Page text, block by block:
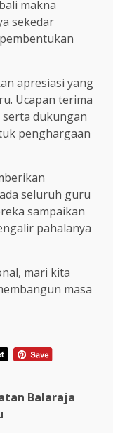
makna
sekedar
apresiasi yang
Ucapan terima
dukungan
penghargaan
seluruh guru
sampaikan
pahalanya
mari kita
masa
Balaraja